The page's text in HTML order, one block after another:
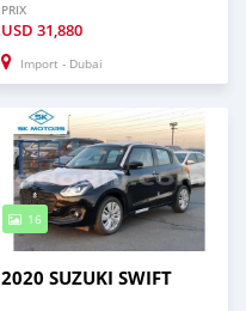
PRIX
USD 31,880
Import - Dubai
16
2020 SUZUKI SWIFT